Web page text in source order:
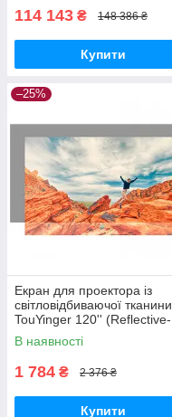
114 143 ₴ 148 386 ₴
Купити
–25%
Екран для проектора із
світловідбиваючої тканини
TouYinger 120'' (Reflective-
Fabric-Screen-120''_1150)
В наявності
1 784 ₴ 2 376 ₴
Купити